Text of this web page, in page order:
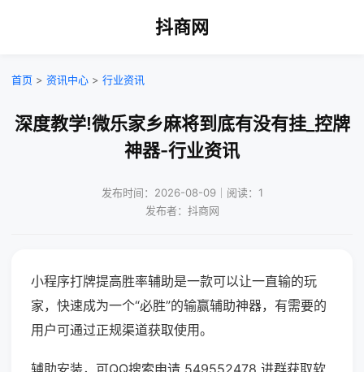
抖商网
首页 > 资讯中心 > 行业资讯
深度教学!微乐家乡麻将到底有没有挂_控牌
神器-行业资讯
发布时间：2026-08-09｜阅读：1
发布者：抖商网
小程序打牌提高胜率辅助是一款可以让一直输的玩
家，快速成为一个“必胜”的输赢辅助神器，有需要的
用户可通过正规渠道获取使用。
辅助安装，可QQ搜索申请 549552478 进群获取软